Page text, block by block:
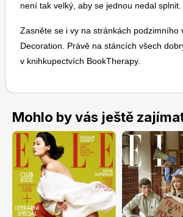
není tak velký, aby se jednou nedal splnit.
Zasněte se i vy na stránkách podzimního
Decoration. Právě na stáncích všech
v knihkupectvích BookTherapy.
Mohlo by vás ještě